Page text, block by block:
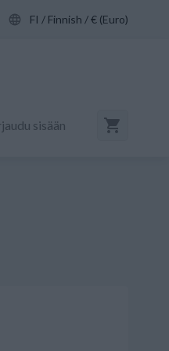
FI / Finnish / € (Euro)
sisään